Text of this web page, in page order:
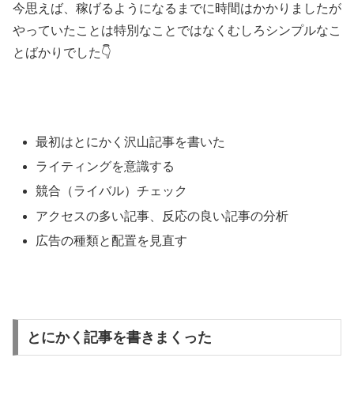
今思えば、稼げるようになるまでに時間はかかりましたが
やっていたことは特別なことではなくむしろシンプルなこ
とばかりでした👇
最初はとにかく沢山記事を書いた
ライティングを意識する
競合（ライバル）チェック
アクセスの多い記事、反応の良い記事の分析
広告の種類と配置を見直す
とにかく記事を書きまくった